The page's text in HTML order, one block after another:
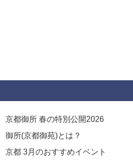
京都御所 春の特別公開2026
御所(京都御苑)とは？
京都 3月のおすすめイベント